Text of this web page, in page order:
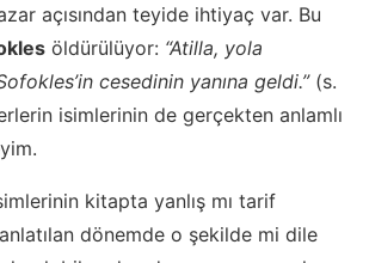
açısından teyide ihtiyaç var. Bu
öldürülüyor: “Atilla, yola
cesedinin yanına geldi.” (s.
isimlerinin de gerçekten anlamlı
kitapta yanlış mı tarif
dönemde o şekilde mi dile